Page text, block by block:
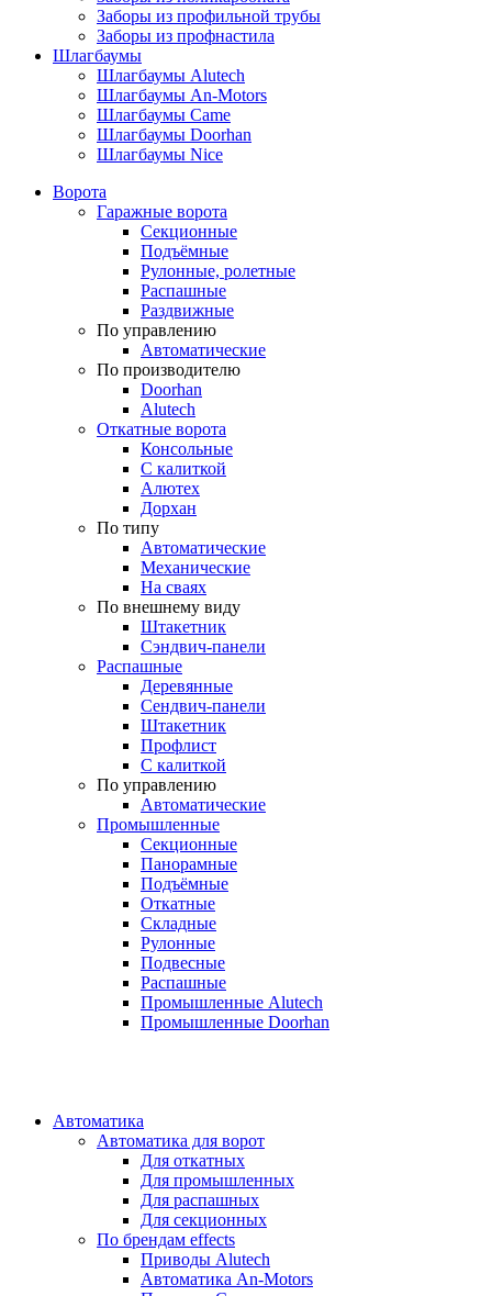
Заборы из профильной трубы
Заборы из профнастила
Шлагбаумы
Шлагбаумы Alutech
Шлагбаумы An-Motors
Шлагбаумы Came
Шлагбаумы Doorhan
Шлагбаумы Nice
Ворота
Гаражные ворота
Секционные
Подъёмные
Рулонные, ролетные
Распашные
Раздвижные
По управлению
Автоматические
По производителю
Doorhan
Alutech
Откатные ворота
Консольные
С калиткой
Алютех
Дорхан
По типу
Автоматические
Механические
На сваях
По внешнему виду
Штакетник
Сэндвич-панели
Распашные
Деревянные
Сендвич-панели
Штакетник
Профлист
С калиткой
По управлению
Автоматические
Промышленные
Секционные
Панорамные
Подъёмные
Откатные
Складные
Рулонные
Подвесные
Распашные
Промышленные Alutech
Промышленные Doorhan
Автоматика
Автоматика для ворот
Для откатных
Для промышленных
Для распашных
Для секционных
По брендам effects
Приводы Alutech
Автоматика An-Motors